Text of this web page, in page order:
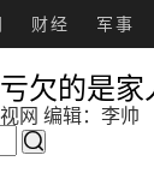
财经 军事
欠的是
网 编辑：李帅
